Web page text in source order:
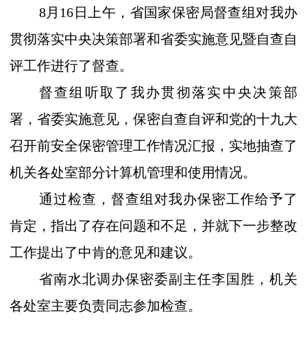
8月 16 日上午，省国家保密局督查组对我办
贯彻落实中央决策部署和省委实施意见暨自查自
评工作进行了督查。
督查组听取了我办贯彻落实中央决策部
署，省委实施意见，保密自查自评和党的十九大
召开前安全保密管理工作情况汇报，实地抽查了
机关各处室部分计算机管理和使用情况。
通过检查，督查组对我办保密工作给予了
肯定，指出了存在问题和不足，并就下一步整改
工作提出了中肯的意见和建议。
省南水北调办保密委副主任李国胜，机关
各处室主要负责同志参加检查。